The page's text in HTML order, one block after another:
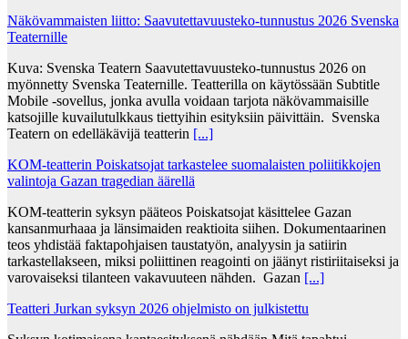
Näkövammaisten liitto: Saavutettavuusteko-tunnustus 2026 Svenska
Teaternille
Kuva: Svenska Teatern Saavutettavuusteko-tunnustus 2026 on
myönnetty Svenska Teaternille. Teatterilla on käytössään Subtitle
Mobile -sovellus, jonka avulla voidaan tarjota näkövammaisille
katsojille kuvailutulkkaus tiettyihin esityksiin päivittäin. Svenska
Teatern on edelläkävijä teatterin [...]
KOM-teatterin Poiskatsojat tarkastelee suomalaisten poliitikkojen
valintoja Gazan tragedian äärellä
KOM-teatterin syksyn pääteos Poiskatsojat käsittelee Gazan
kansanmurhaaa ja länsimaiden reaktioita siihen. Dokumentaarinen
teos yhdistää faktapohjaisen taustatyön, analyysin ja satiirin
tarkastellakseen, miksi poliittinen reagointi on jäänyt ristiriitaiseksi ja
varovaiseksi tilanteen vakavuuteen nähden. Gazan [...]
Teatteri Jurkan syksyn 2026 ohjelmisto on julkistettu